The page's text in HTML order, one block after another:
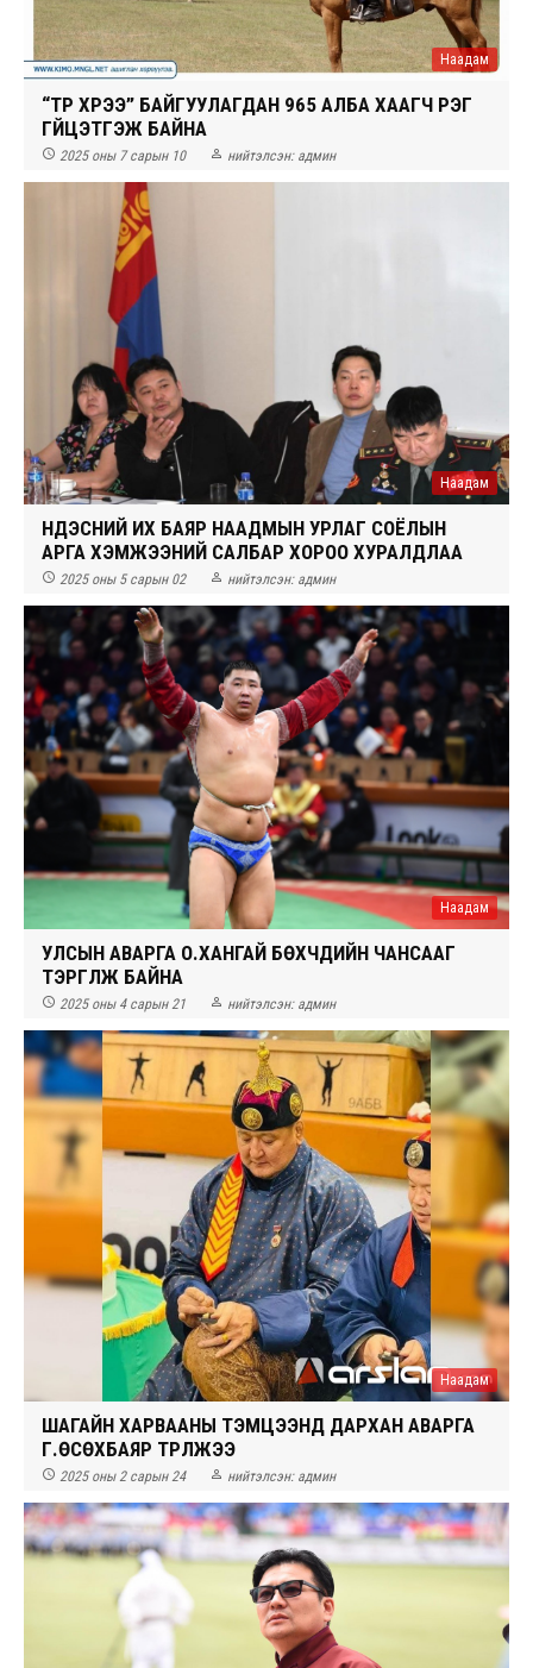
Наадам
“ТҮР ХҮРЭЭ” БАЙГУУЛАГДАН 965 АЛБА ХААГЧ ҮҮРЭГ
ГҮЙЦЭТГЭЖ БАЙНА
 2025 оны 7 сарын 10  нийтэлсэн: админ
Наадам
ҮНДЭСНИЙ ИХ БАЯР НААДМЫН УРЛАГ СОЁЛЫН
АРГА ХЭМЖЭЭНИЙ САЛБАР ХОРОО ХУРАЛДЛАА
 2025 оны 5 сарын 02  нийтэлсэн: админ
Наадам
УЛСЫН АВАРГА О.ХАНГАЙ БӨХЧҮҮДИЙН ЧАНСААГ
ТЭРГҮҮЛЖ БАЙНА
 2025 оны 4 сарын 21  нийтэлсэн: админ
Наадам
ШАГАЙН ХАРВААНЫ ТЭМЦЭЭНД ДАРХАН АВАРГА
Г.ӨСӨХБАЯР ТҮРҮҮЛЖЭЭ
 2025 оны 2 сарын 24  нийтэлсэн: админ